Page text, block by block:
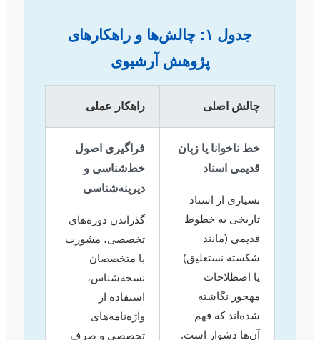
جدول ۱: چالش‌ها و راهکارهای
پژوهش آرشیوی
چالش اصلی راهکار عملی
خط ناخوانا یا زبان
قدیمی اسناد
بسیاری از اسناد
تاریخی به خطوط
قدیمی (مانند
شکسته نستعلیق)
یا اصطلاحات
مهجور نگاشته
شده‌اند که فهم
آن‌ها دشوار است.
فراگیری اصول
خط‌شناسی و
دیرینه‌شناسی
گذراندن دوره‌های
تخصصی، مشورت
با متخصصان
نسخه‌شناس،
استفاده از
واژه‌نامه‌های
تخصصی و صرف